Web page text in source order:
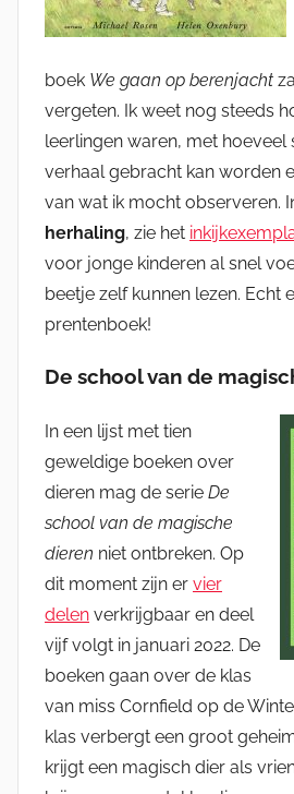
boek We gaan op berenjacht
vergeten. Ik weet nog steeds
leerlingen waren, met hoeveel
verhaal gebracht kan worden
van wat ik mocht observeren.
herhaling, zie het
voor jonge kinderen al snel
beetje zelf kunnen lezen. Echt
prentenboek!
De school van de
In een lijst met tien
geweldige boeken over
dieren mag de serie De
school van de magische
dieren niet ontbreken. Op
dit moment zijn er vier
delen verkrijgbaar en deel
vijf volgt in januari 2022. De
boeken gaan over de klas
van miss Cornfield op de
klas verbergt een groot
krijgt een magisch dier als